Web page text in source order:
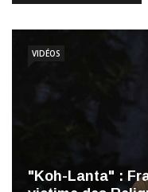
"Koh-Lanta" :
VIDÉOS